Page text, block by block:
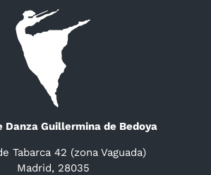
Danza Guillermina de Bedoya
Tabarca 42 (zona Vaguada)
Madrid, 28035